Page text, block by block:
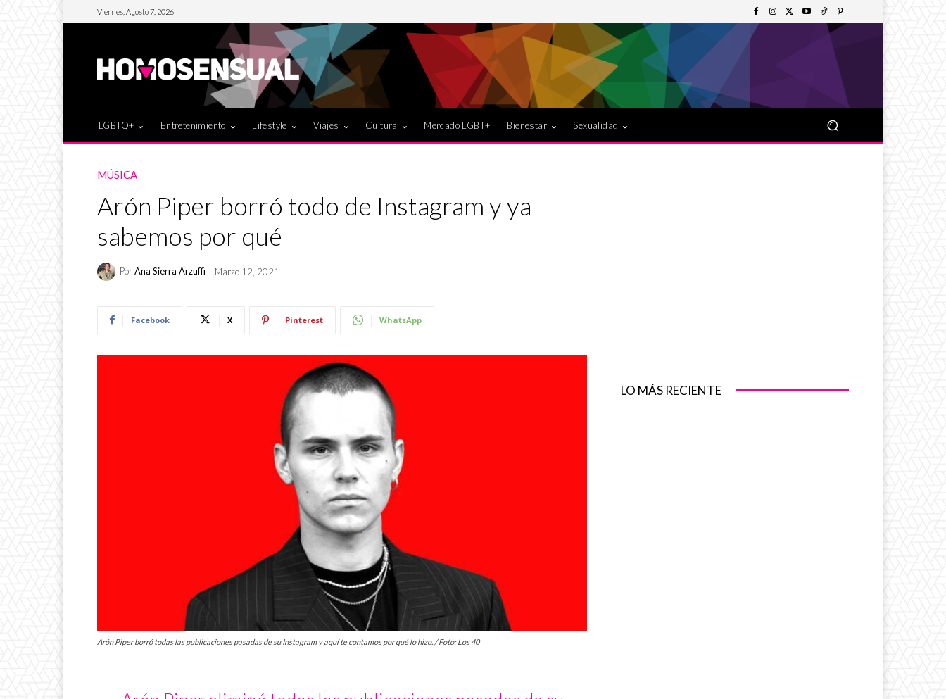
Viernes, Agosto 7, 2026
LGBTQ+ Entretenimiento Lifestyle Viajes Cultura Mercado LGBT+ Bienestar Sexualidad
MÚSICA
Arón Piper borró todo de Instagram y ya
sabemos por qué
PorAna Sierra Arzuffi Marzo 12, 2021
Facebook X Pinterest WhatsApp
Arón Piper borró todas las publicaciones pasadas de su Instagram y aquí te contamos por qué lo hizo. / Foto: Los 40
LO MÁS RECIENTE